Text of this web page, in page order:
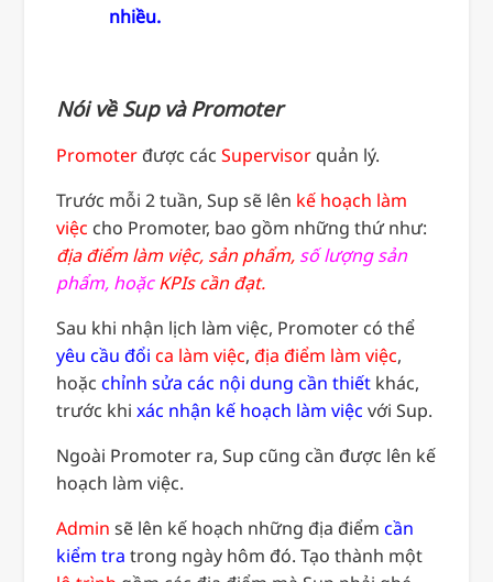
nhiều.
Nói về Sup và Promoter
Promoterđược các Supervisorquản lý.
Trước mỗi 2 tuần, Sup sẽ lên kế hoạch làm
việc cho Promoter, bao gồm những thứ như:
địa điểm làm việc, sản phẩm,số lượng sản
phẩm, hoặcKPIs cần đạt.
Sau khi nhận lịch làm việc, Promoter có thể
yêu cầu đổi ca làm việc, địa điểm làm việc,
hoặc chỉnh sửa các nội dung cần thiếtkhác,
trước khi xác nhận kế hoạch làm việc với Sup.
Ngoài Promoter ra, Sup cũng cần được lên kế
hoạch làm việc.
Admin sẽ lên kế hoạch những địa điểm cần
kiểm tra trong ngày hôm đó. Tạo thành một